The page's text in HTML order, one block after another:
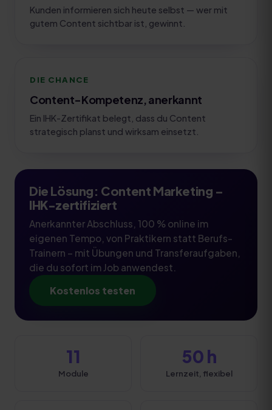
Kunden informieren sich heute selbst — wer mit
gutem Content sichtbar ist, gewinnt.
DIE CHANCE
Content-Kompetenz, anerkannt
Ein IHK-Zertifikat belegt, dass du Content
strategisch planst und wirksam einsetzt.
Die Lösung: Content Marketing –
IHK-zertifiziert
Anerkannter Abschluss, 100 % online im
eigenen Tempo, von Praktikern statt Berufs-
Trainern – mit Übungen und Transferaufgaben,
die du sofort im Job anwendest.
Kostenlos testen
11
Module
50 h
Lernzeit, flexibel